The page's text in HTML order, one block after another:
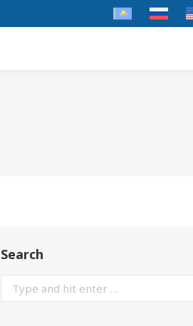
Search